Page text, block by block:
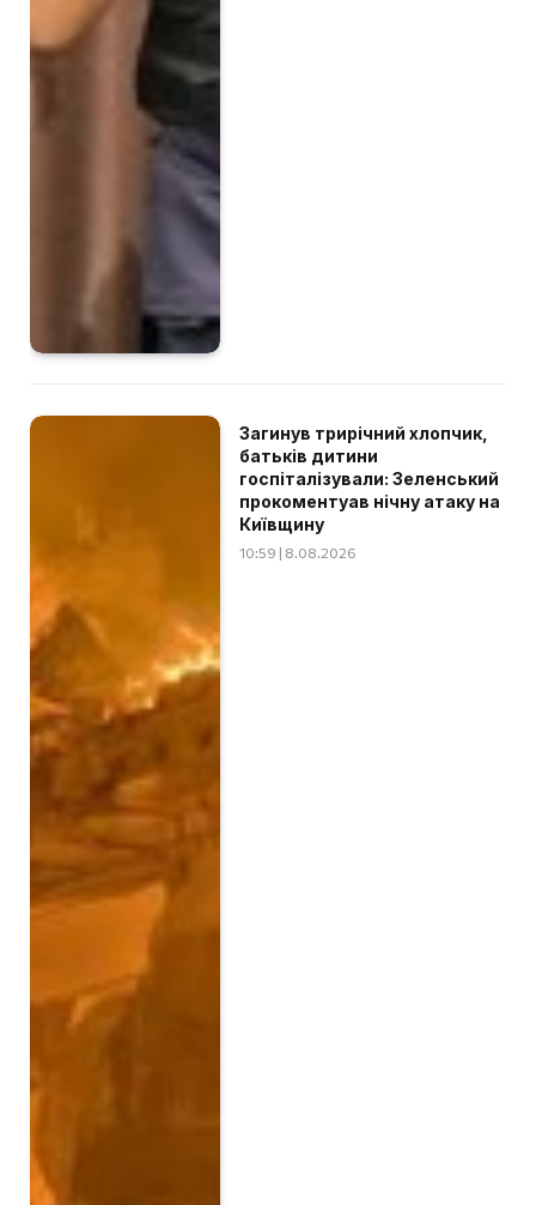
Загинув трирічний хлопчик,
батьків дитини
госпіталізували: Зеленський
прокоментуав нічну атаку на
Київщину
10:59 | 8.08.2026